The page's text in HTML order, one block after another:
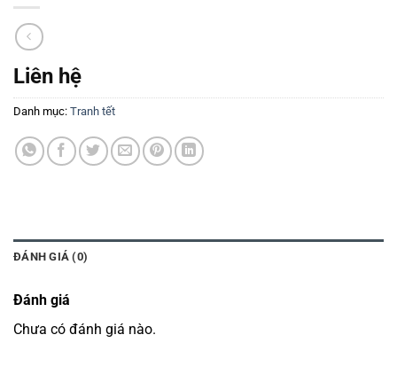
Liên hệ
Danh mục: Tranh tết
ĐÁNH GIÁ (0)
Đánh giá
Chưa có đánh giá nào.